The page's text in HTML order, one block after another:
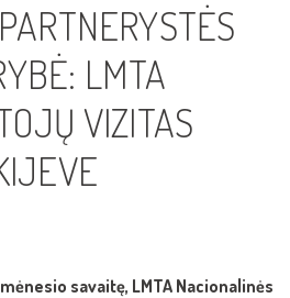
LMTA
VIZITAS
savaitę, LMTA Nacionalinės